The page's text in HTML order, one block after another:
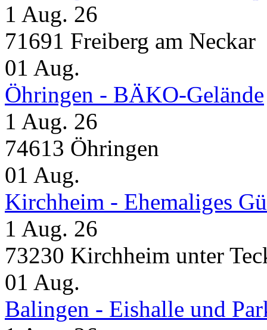
1 Aug. 26
71691 Freiberg am Neckar
01 Aug.
Öhringen - BÄKO-Gelände
1 Aug. 26
74613 Öhringen
01 Aug.
Kirchheim - Ehemaliges
1 Aug. 26
73230 Kirchheim unter
01 Aug.
Balingen - Eishalle und